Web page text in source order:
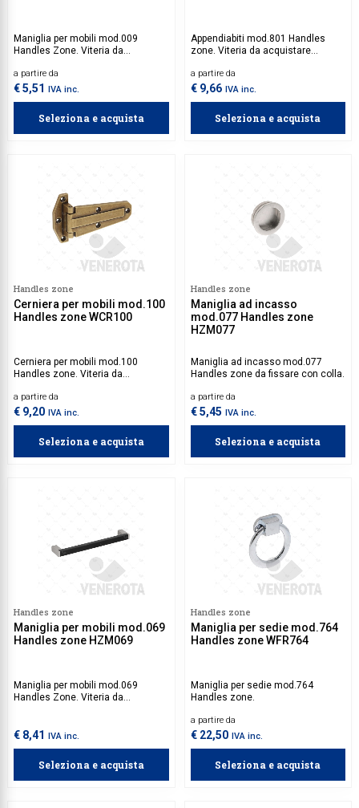
Maniglia per mobili mod.009
Handles Zone. Viteria da
a partire da
€ 5,51 IVA inc.
Seleziona e acquista
Appendiabiti mod.801 Handles
zone. Viteria da acquistare
a partire da
€ 9,66 IVA inc.
Seleziona e acquista
Handles zone
Cerniera per mobili mod.100
Handles zone WCR100
Cerniera per mobili mod.100
Handles zone. Viteria da
a partire da
€ 9,20 IVA inc.
Seleziona e acquista
Handles zone
Maniglia ad incasso
mod.077 Handles zone
HZM077
Maniglia ad incasso mod.077
Handles zone da fissare con colla.
a partire da
€ 5,45 IVA inc.
Seleziona e acquista
Handles zone
Maniglia per mobili mod.069
Handles zone HZM069
Maniglia per mobili mod.069
Handles Zone. Viteria da
€ 8,41 IVA inc.
Seleziona e acquista
Handles zone
Maniglia per sedie mod.764
Handles zone WFR764
Maniglia per sedie mod.764
Handles zone.
a partire da
€ 22,50 IVA inc.
Seleziona e acquista